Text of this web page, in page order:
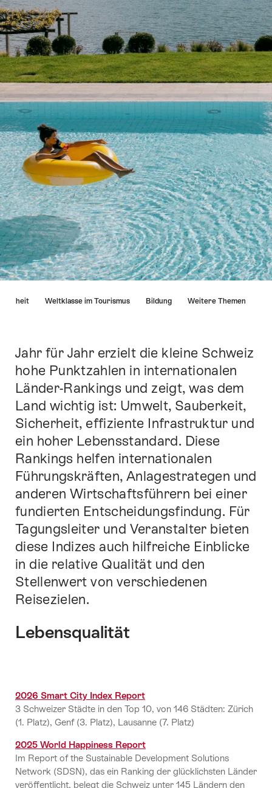
direkt
zu
Ankerpunkten
auf
dieser
führen.
Weltklasse im Tourismus Bildung Weitere Themen
Einleitung
Jahr für Jahr erzielt die kleine Schweiz
hohe Punktzahlen in internationalen
Länder-Rankings und zeigt, was dem
Land wichtig ist: Umwelt, Sauberkeit,
Sicherheit, effiziente Infrastruktur und
ein hoher Lebensstandard. Diese
Rankings helfen internationalen
Führungskräften, Anlagestrategen und
anderen Wirtschaftsführern bei einer
fundierten Entscheidungsfindung. Für
Tagungsleiter und Veranstalter bieten
diese Indizes auch hilfreiche Einblicke
in die relative Qualität und den
Stellenwert von verschiedenen
Reisezielen.
Lebensqualität
2026 Smart City Index Report
3 Schweizer Städte in den Top 10, von 146 Städten: Zürich
(1. Platz), Genf (3. Platz), Lausanne (7. Platz)
2025 World Happiness Report
Im Report of the Sustainable Development Solutions
Network (SDSN), das ein Ranking der glücklichsten Länder
veröffentlicht, belegt die Schweiz unter 145 Ländern den